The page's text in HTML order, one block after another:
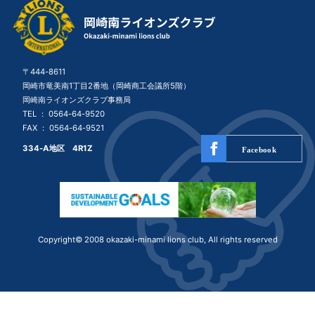
〒444-8611
岡崎市竜美南1丁目2番地（岡崎商工会議所5階）
岡崎南ライオンズクラブ事務局
TEL ：0564-64-9520
FAX ： 0564-64-9521
334-A地区 4R1Z
Copyright© 2008 okazaki-minami lions club, All rights reserved